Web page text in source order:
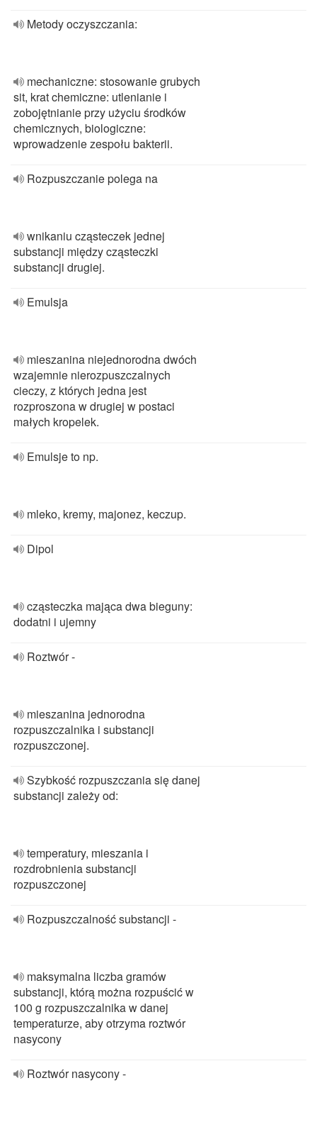
Metody oczyszczania:
mechaniczne: stosowanie grubych
sit, krat chemiczne: utlenianie i
zobojętnianie przy użyciu środków
chemicznych, biologiczne:
wprowadzenie zespołu bakterii.
Rozpuszczanie polega na
wnikaniu cząsteczek jednej
substancji między cząsteczki
substancji drugiej.
Emulsja
mieszanina niejednorodna dwóch
wzajemnie nierozpuszczalnych
cieczy, z których jedna jest
rozproszona w drugiej w postaci
małych kropelek.
Emulsje to np.
mleko, kremy, majonez, keczup.
Dipol
cząsteczka mająca dwa bieguny:
dodatni i ujemny
Roztwór -
mieszanina jednorodna
rozpuszczalnika i substancji
rozpuszczonej.
Szybkość rozpuszczania się danej
substancji zależy od:
temperatury, mieszania i
rozdrobnienia substancji
rozpuszczonej
Rozpuszczalność substancji -
maksymalna liczba gramów
substancji, którą można rozpuścić w
100 g rozpuszczalnika w danej
temperaturze, aby otrzyma roztwór
nasycony
Roztwór nasycony -